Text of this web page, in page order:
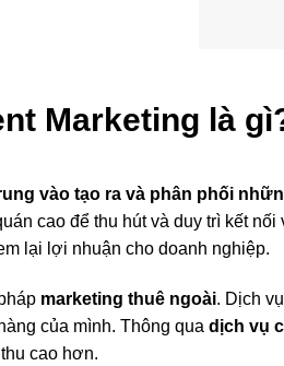
Marketing là
vào tạo ra và phân phối
cao để thu hút và duy trì kết
lại lợi nhuận cho doanh nghiệp.
marketing thuê ngoài. Dịch
của mình. Thông qua dịch vụ
cao hơn.